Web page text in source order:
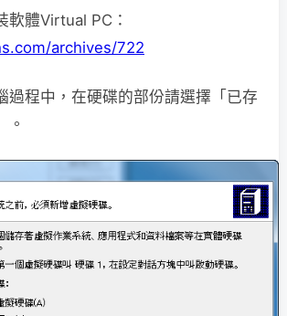
軟體Virtual PC：
archives/722
過程中，在硬碟的部份請選擇「已存
。